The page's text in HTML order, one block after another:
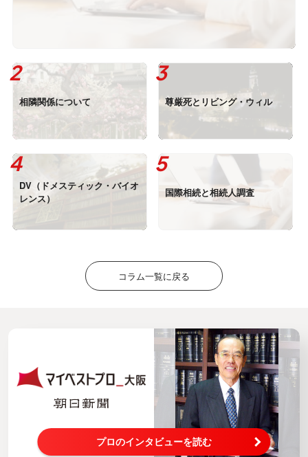
相隣関係について 尊厳死とリビング・ウィル
DV（ドメスティック・バイオ
レンス）
国際相続と相続人調査
コラム一覧に戻る
プロのインタビューを読む